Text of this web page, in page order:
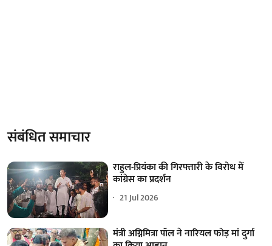
संबंधित समाचार
राहुल-प्रियंका की गिरफ्तारी के विरोध में
कांग्रेस का प्रदर्शन
21 Jul 2026
मंत्री अग्निमित्रा पॉल ने नारियल फोड़ मां दुर्गा